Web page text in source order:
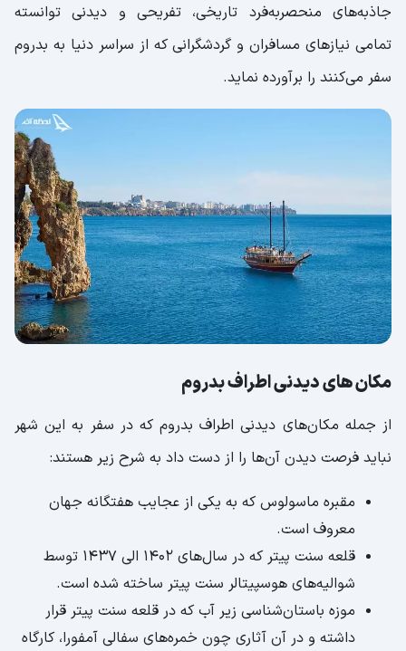
جاذبه‌های منحصربه‌فرد تاریخی، تفریحی و دیدنی توانسته
تمامی نیازهای مسافران و گردشگرانی که از سراسر دنیا به بدروم
سفر می‌کنند را برآورده نماید.
مکان های دیدنی اطراف بدروم
از جمله مکان‌های دیدنی اطراف بدروم که در سفر به این شهر
نباید فرصت دیدن آن‌ها را از دست داد به شرح زیر هستند:
مقبره ماسولوس که به یکی از عجایب هفتگانه جهان
معروف است.
قلعه سنت پیتر که در سال‌های ۱۴۰۲ الی ۱۴۳۷ توسط
شوالیه‌های هوسپیتالر سنت پیتر ساخته شده است.
موزه باستان‌شناسی زیر آب که در قلعه سنت پیتر قرار
داشته و در آن آثاری چون خمره‌های سفالی آمفورا، کارگاه